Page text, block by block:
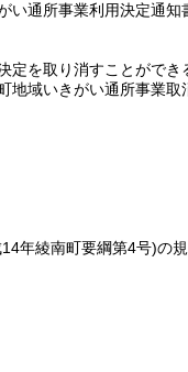
い通所事業利用決定通知
を取り消すことができ
地域いきがい通所事業取
年綾南町要綱第4号)の